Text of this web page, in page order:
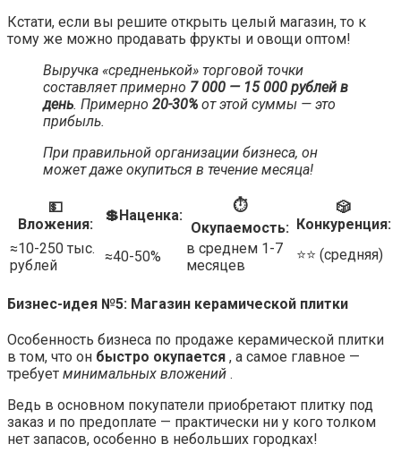
Кстати, если вы решите открыть целый магазин, то к
тому же можно продавать фрукты и овощи оптом!
Выручка «средненькой» торговой точки
составляет примерно 7 000 — 15 000 рублей в
день. Примерно 20-30% от этой суммы — это
прибыль.
При правильной организации бизнеса, он
может даже окупиться в течение месяца!
💵
Вложения:
💲Наценка:
⏱
Окупаемость:
🎲
Конкуренция:
≈10-250 тыс.
рублей
≈40-50%
в среднем 1-7
месяцев
⭐️⭐️ (средняя)
Бизнес-идея №5: Магазин керамической плитки
Особенность бизнеса по продаже керамической плитки
в том, что он быстро окупается , а самое главное —
требует минимальных вложений .
Ведь в основном покупатели приобретают плитку под
заказ и по предоплате — практически ни у кого толком
нет запасов, особенно в небольших городках!